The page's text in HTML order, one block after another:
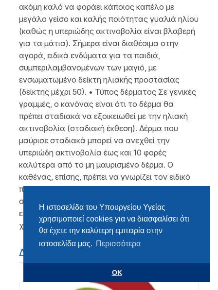
Η ιστοσελίδα του Υπουργείου Υγείας
χρησιμοποιεί cookies για να διασφαλίσει ότι
θα έχετε την καλύτερη εμπειρία στην
ιστοσελίδα μας. Περισσότερα
OK
ακόμη καλό να φοράει κάποιος καπέλο με
μεγάλο γείσο και καλής ποιότητας γυαλιά ηλίου
(καθώς η υπεριώδης ακτινοβολία είναι βλαβερή
για τα μάτια). Σήμερα είναι διαθέσιμα στην
αγορά, ειδικά ενδύματα για τα παιδιά,
συμπεριλαμβανομένων των μαγιό, με
ενσωματωμένο δείκτη ηλιακής προστασίας
(δείκτης μέχρι 50). • Τύπος δέρματος Σε γενικές
γραμμές, ο κανόνας είναι ότι το δέρμα θα
πρέπει σταδιακά να εξοικειωθεί με την ηλιακή
ακτινοβολία (σταδιακή έκθεση). Δέρμα που
μαύρισε σταδιακά μπορεί να ανεχθεί την
υπεριώδη ακτινοβολία έως και 10 φορές
καλύτερα από το μη μαυρισμένο δέρμα. Ο
καθένας, επίσης, πρέπει να γνωρίζει τον ειδικό
προσωπικό χρόνο προστασίας που αντιστοιχεί
στον φωτότυπό του ή διαφορετικά το μέγιστο
επιτρεπτό χρονικό διάστημα έκθεσης στον ήλιο
χωρίς προστασία.
Διαβάστε επίσης